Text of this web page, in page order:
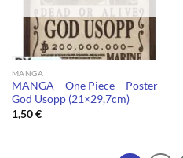
MANGA
MANGA – One Piece – Poster
God Usopp (21×29,7cm)
1,50€